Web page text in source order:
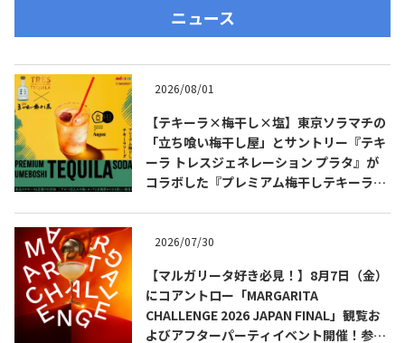
ニュース
2026/08/01
【テキーラ×梅干し×塩】東京ソラマチの
「立ち喰い梅干し屋」とサントリー『テキ
ーラ トレスジェネレーション プラタ』が
コラボした『プレミアム梅干しテキーラソ
2026/07/30
【マルガリータ好き必見！】8月7日（金）
にコアントロー「MARGARITA
CHALLENGE 2026 JAPAN FINAL」観覧お
よびアフターパーティイベント開催！参加